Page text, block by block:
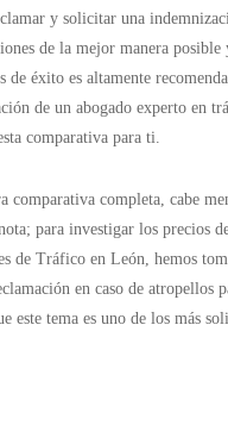
y solicitar una
de la mejor manera posible
de éxito es altamente
de un abogado experto en
comparativa para ti.
comparativa completa, cabe
para investigar los precios
de Tráfico en León, hemos
en caso de atropellos
este tema es uno de los más